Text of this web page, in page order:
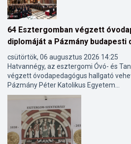
64 Esztergomban végzett
diplomáját a Pázmány budapesti
csütörtök, 06 augusztus 2026 14:25
Hatvannégy, az esztergomi Óvó- és
végzett óvodapedagógus hallgató
Pázmány Péter Katolikus Egyetem...